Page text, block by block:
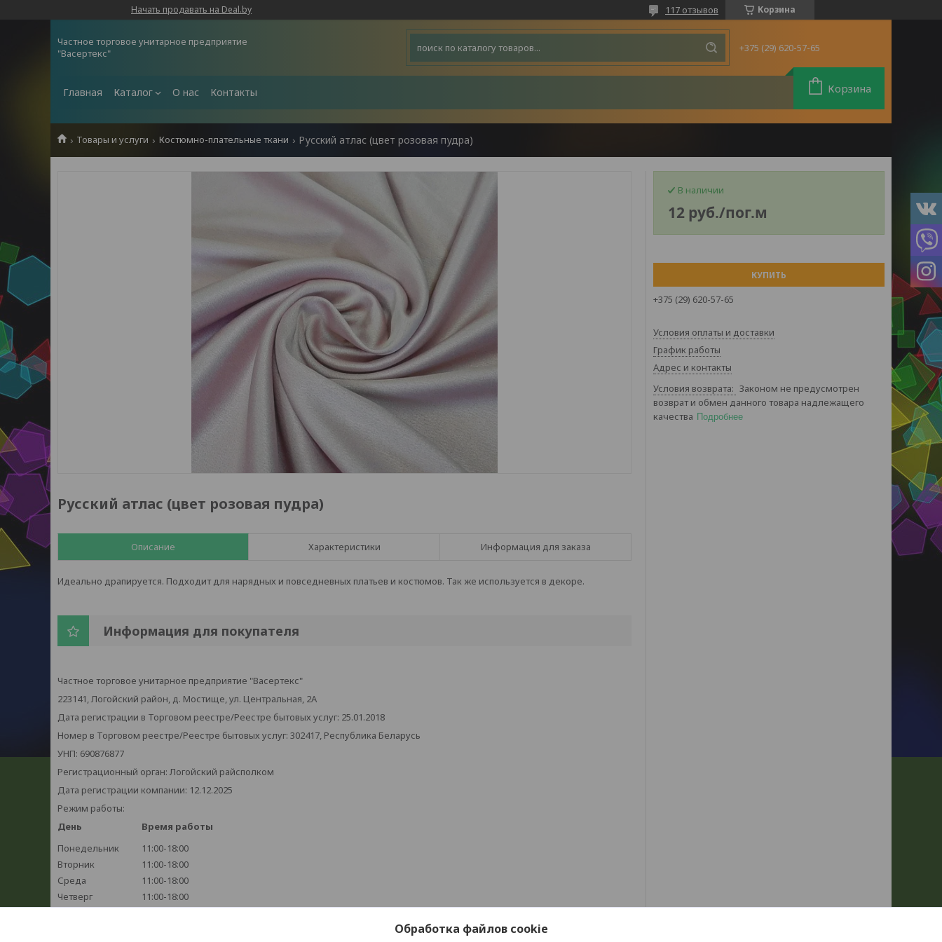
Начать продавать на Deal.by Корзина
117 отзывов
Частное торговое унитарное предприятие
"Васертекс"
+375 (29) 620-57-65
Главная Каталог О нас Контакты Корзина
Товары и услуги Костюмно-плательные ткани Русский атлас (цвет розовая пудра)
Русский атлас (цвет розовая пудра)
Описание Характеристики Информация для заказа
Идеально драпируется. Подходит для нарядных и повседневных платьев и костюмов. Так же используется в декоре.
Информация для покупателя
Частное торговое унитарное предприятие "Васертекс"
223141, Логойский район, д. Мостище, ул. Центральная, 2А
Дата регистрации в Торговом реестре/Реестре бытовых услуг: 25.01.2018
Номер в Торговом реестре/Реестре бытовых услуг: 302417, Республика Беларусь
УНП: 690876877
Регистрационный орган: Логойский райсполком
Дата регистрации компании: 12.12.2025
Режим работы:
День
Время работы
Понедельник
11:00-18:00
Вторник
11:00-18:00
Среда
11:00-18:00
Четверг
11:00-18:00
В наличии
12 руб./пог.м
КУПИТЬ
+375 (29) 620-57-65
Условия оплаты и доставки
График работы
Адрес и контакты
Законом не предусмотрен
возврат и обмен данного товара надлежащего
качества Подробнее
Обработка файлов cookie